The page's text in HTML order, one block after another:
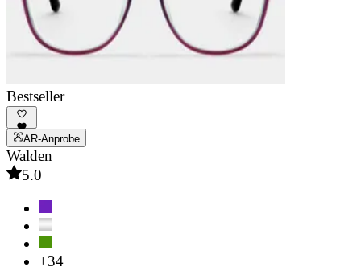
Bestseller
AR-Anprobe
Walden
5.0
+34